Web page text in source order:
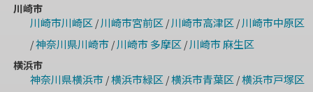
川崎市
川崎市川崎区 / 川崎市宮前区 / 川崎市高津区 / 川崎市中原区
/神奈川県川崎市/ 川崎市 多摩区 / 川崎市 麻生区
横浜市
神奈川県横浜市/横浜市緑区 /横浜市青葉区 /横浜市戸塚区